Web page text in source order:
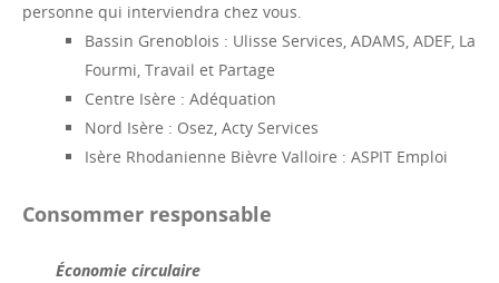
personne qui interviendra chez vous.
Bassin Grenoblois : Ulisse Services, ADAMS, ADEF, La
Fourmi, Travail et Partage
Centre Isère : Adéquation
Nord Isère : Osez, Acty Services
Isère Rhodanienne Bièvre Valloire : ASPIT Emploi
Consommer responsable
Économie circulaire